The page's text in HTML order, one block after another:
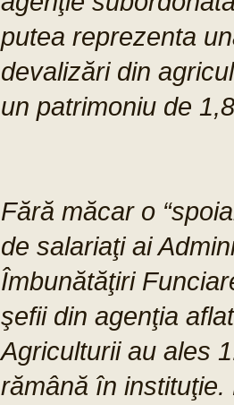
putea reprezenta
devalizări din
un patrimoniu de
Fără măcar o
de salariaţi ai
Îmbunătăţiri
şefii din agenţia
Agriculturii au ales
rămână în instituţie.